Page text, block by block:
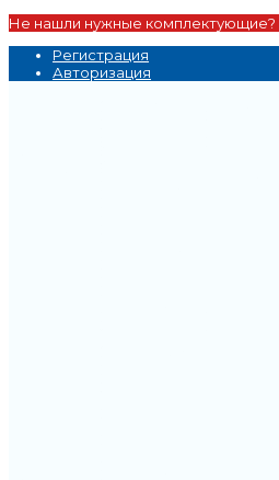
Не нашли нужные комплектующие?
Регистрация
Авторизация